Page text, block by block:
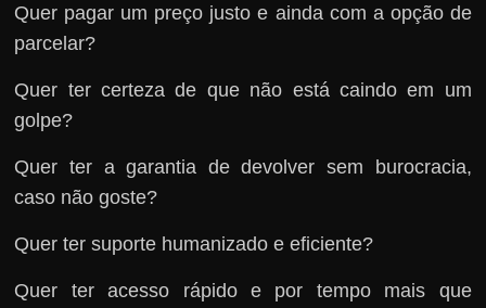
Quer pagar um preço justo e ainda com a opção de
parcelar?
Quer ter certeza de que não está caindo em um
golpe?
Quer ter a garantia de devolver sem burocracia,
caso não goste?
Quer ter suporte humanizado e eficiente?
Quer ter acesso rápido e por tempo mais que